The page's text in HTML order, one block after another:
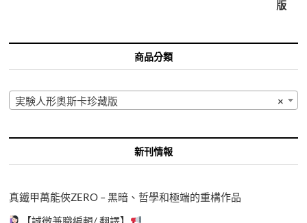
商品分類
×
実験人形奧斯卡珍藏版
新刊情報
真鐵甲萬能俠ZERO – 黑暗、哲學和極端的重構作品